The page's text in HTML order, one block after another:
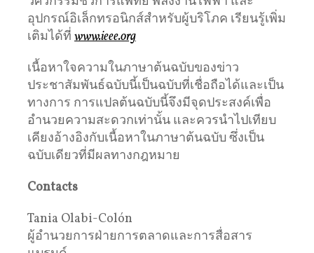
อุปกรณ์อิเล็กทรอนิกส์สำหรับผู้บริโภค เรียนรู้เพิ่ม
เติมได้ที่ www.ieee.org
เนื้อหาใจความในภาษาต้นฉบับของข่าว
ประชาสัมพันธ์ฉบับนี้เป็นฉบับที่เชื่อถือได้และเป็น
ทางการ การแปลต้นฉบับนี้จึงมีจุดประสงค์เพื่อ
อำนวยความสะดวกเท่านั้น และควรนำไปเทียบ
เคียงอ้างอิงกับเนื้อหาในภาษาต้นฉบับ ซึ่งเป็น
ฉบับเดียวที่มีผลทางกฎหมาย
Contacts
Tania Olabi-Colón
ผู้อำนวยการฝ่ายการตลาดและการสื่อสาร